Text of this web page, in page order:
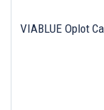
VIABLUE Oplot